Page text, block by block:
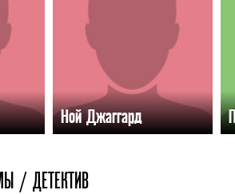
Ной Джаггард
/ ДЕТЕКТИВ